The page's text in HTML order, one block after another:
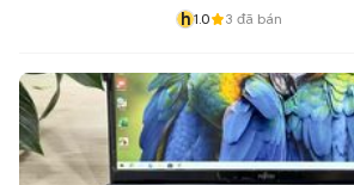
h1.0 3 đã bán